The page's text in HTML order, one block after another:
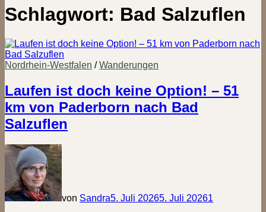
Schlagwort: Bad Salzuflen
Nordrhein-Westfalen /Wanderungen
Laufen ist doch keine Option! – 51
km von Paderborn nach Bad
Salzuflen
von Sandra5. Juli 20265. Juli 20261